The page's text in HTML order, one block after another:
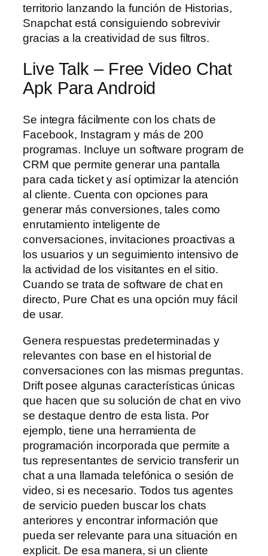
territorio lanzando la función de Historias,
Snapchat está consiguiendo sobrevivir
gracias a la creatividad de sus filtros.
Live Talk – Free Video Chat
Apk Para Android
Se integra fácilmente con los chats de
Facebook, Instagram y más de 200
programas. Incluye un software program de
CRM que permite generar una pantalla
para cada ticket y así optimizar la atención
al cliente. Cuenta con opciones para
generar más conversiones, tales como
enrutamiento inteligente de
conversaciones, invitaciones proactivas a
los usuarios y un seguimiento intensivo de
la actividad de los visitantes en el sitio.
Cuando se trata de software de chat en
directo, Pure Chat es una opción muy fácil
de usar.
Genera respuestas predeterminadas y
relevantes con base en el historial de
conversaciones con las mismas preguntas.
Drift posee algunas características únicas
que hacen que su solución de chat en vivo
se destaque dentro de esta lista. Por
ejemplo, tiene una herramienta de
programación incorporada que permite a
tus representantes de servicio transferir un
chat a una llamada telefónica o sesión de
video, si es necesario. Todos tus agentes
de servicio pueden buscar los chats
anteriores y encontrar información que
pueda ser relevante para una situación en
explicit. De esa manera, si un cliente